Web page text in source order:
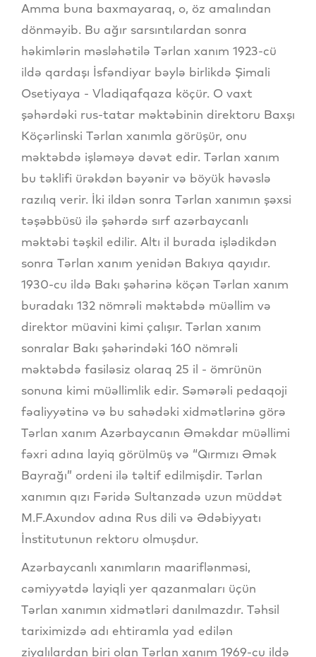
Amma buna baxmayaraq, o, öz amalından
dönməyib. Bu ağır sarsıntılardan sonra
həkimlərin məsləhətilə Tərlan xanım 1923-cü
ildə qardaşı İsfəndiyar bəylə birlikdə Şimali
Osetiyaya - Vladiqafqaza köçür. O vaxt
şəhərdəki rus-tatar məktəbinin direktoru Baxşı
Köçərlinski Tərlan xanımla görüşür, onu
məktəbdə işləməyə dəvət edir. Tərlan xanım
bu təklifi ürəkdən bəyənir və böyük həvəslə
razılıq verir. İki ildən sonra Tərlan xanımın şəxsi
təşəbbüsü ilə şəhərdə sırf azərbaycanlı
məktəbi təşkil edilir. Altı il burada işlədikdən
sonra Tərlan xanım yenidən Bakıya qayıdır.
1930-cu ildə Bakı şəhərinə köçən Tərlan xanım
buradakı 132 nömrəli məktəbdə müəllim və
direktor müavini kimi çalışır. Tərlan xanım
sonralar Bakı şəhərindəki 160 nömrəli
məktəbdə fasiləsiz olaraq 25 il - ömrünün
sonuna kimi müəllimlik edir. Səmərəli pedaqoji
fəaliyyətinə və bu sahədəki xidmətlərinə görə
Tərlan xanım Azərbaycanın Əməkdar müəllimi
fəxri adına layiq görülmüş və “Qırmızı Əmək
Bayrağı” ordeni ilə təltif edilmişdir. Tərlan
xanımın qızı Fəridə Sultanzadə uzun müddət
M.F.Axundov adına Rus dili və Ədəbiyyatı
İnstitutunun rektoru olmuşdur.
Azərbaycanlı xanımların maariflənməsi,
cəmiyyətdə layiqli yer qazanmaları üçün
Tərlan xanımın xidmətləri danılmazdır. Təhsil
tariximizdə adı ehtiramla yad edilən
ziyalılardan biri olan Tərlan xanım 1969-cu ildə